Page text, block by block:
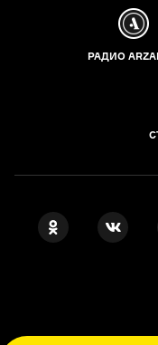
РАДИО